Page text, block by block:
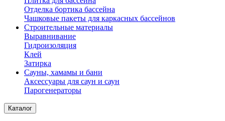
Отделка бортика бассейна
Чашковые пакеты для каркасных бассейнов
Строительные материалы
Выравнивание
Гидроизоляция
Клей
Затирка
Сауны, хамамы и бани
Аксессуары для саун и саун
Парогенераторы
Каталог